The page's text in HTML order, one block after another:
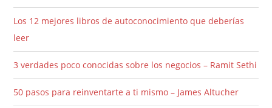
Los 12 mejores libros de autoconocimiento que deberías
leer
3 verdades poco conocidas sobre los negocios – Ramit Sethi
50 pasos para reinventarte a ti mismo – James Altucher